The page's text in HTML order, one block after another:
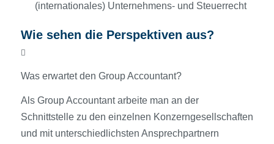
(internationales) Unternehmens- und Steuerrecht
Wie sehen die Perspektiven aus?
Was erwartet den Group Accountant?
Als Group Accountant arbeite man an der
Schnittstelle zu den einzelnen Konzerngesellschaften
und mit unterschiedlichsten Ansprechpartnern